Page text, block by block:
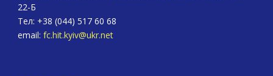
22-Б
Тел: +38 (044) 517 60 68
email: fc.hit.kyiv@ukr.net